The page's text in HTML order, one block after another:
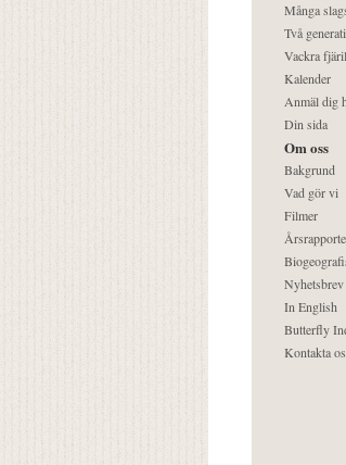
Många
Två
Vackra
Kalender
Anmäl dig
Din sida
Om oss
Bakgrund
Vad gör vi
Filmer
Nyhetsbrev
In English
Butterfly
Kontakta